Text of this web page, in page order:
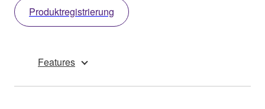
Produktregistrierung
Features